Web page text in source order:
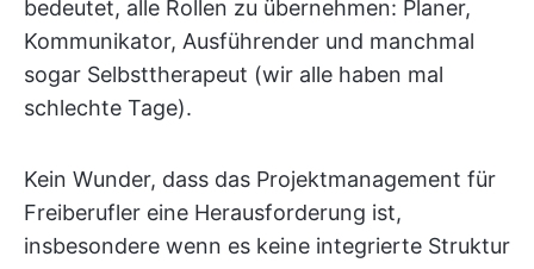
bedeutet, alle Rollen zu übernehmen: Planer,
Kommunikator, Ausführender und manchmal
sogar Selbsttherapeut (wir alle haben mal
schlechte Tage).
Kein Wunder, dass das Projektmanagement für
Freiberufler eine Herausforderung ist,
insbesondere wenn es keine integrierte Struktur